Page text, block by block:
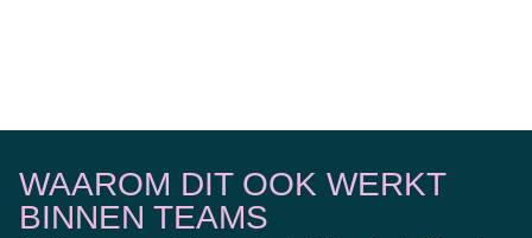
WAAROM DIT OOK WERKT
BINNEN TEAMS